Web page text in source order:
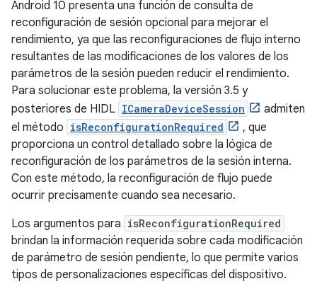
Android 10 presenta una función de consulta de
reconfiguración de sesión opcional para mejorar el
rendimiento, ya que las reconfiguraciones de flujo interno
resultantes de las modificaciones de los valores de los
parámetros de la sesión pueden reducir el rendimiento.
Para solucionar este problema, la versión 3.5 y
posteriores de HIDL ICameraDeviceSession
admiten
el método isReconfigurationRequired
, que
proporciona un control detallado sobre la lógica de
reconfiguración de los parámetros de la sesión interna.
Con este método, la reconfiguración de flujo puede
ocurrir precisamente cuando sea necesario.
Los argumentos para isReconfigurationRequired
brindan la información requerida sobre cada modificación
de parámetro de sesión pendiente, lo que permite varios
tipos de personalizaciones específicas del dispositivo.